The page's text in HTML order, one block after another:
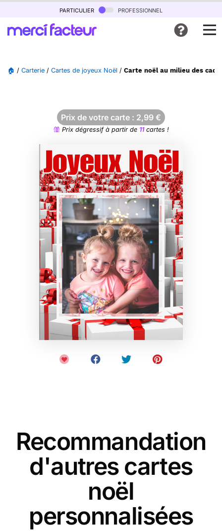
particulier professionnel
🏠 / Carterie / Cartes de joyeux Noël / Carte noël au milieu des
Prix de votre carte : 2,99 €
Prix dégressif à partir de 11cartes !
Recommandation
d'autres cartes
noël
personnalisées